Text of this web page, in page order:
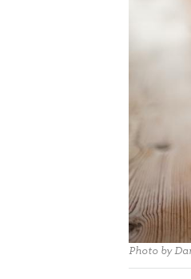
Photo by